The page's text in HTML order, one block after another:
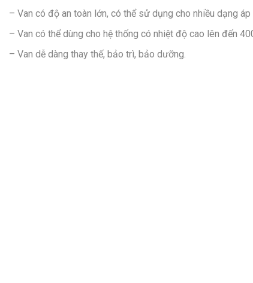
– Van có độ an toàn lớn, có thể sử dụng cho nhiều dạng
– Van có thể dùng cho hệ thống có nhiệt độ cao lên đến
– Van dễ dàng thay thế, bảo trì, bảo dưỡng.